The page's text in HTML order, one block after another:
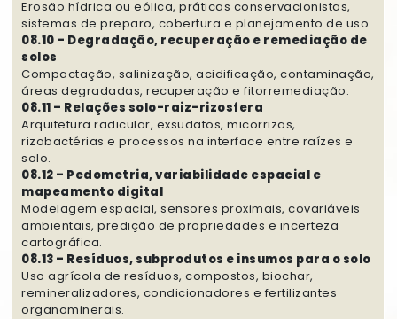
Erosão hídrica ou eólica, práticas conservacionistas,
sistemas de preparo, cobertura e planejamento de uso.
08.10 – Degradação, recuperação e remediação de
solos
Compactação, salinização, acidificação, contaminação,
áreas degradadas, recuperação e fitorremediação.
08.11 – Relações solo-raiz-rizosfera
Arquitetura radicular, exsudatos, micorrizas,
rizobactérias e processos na interface entre raízes e
solo.
08.12 – Pedometria, variabilidade espacial e
mapeamento digital
Modelagem espacial, sensores proximais, covariáveis
ambientais, predição de propriedades e incerteza
cartográfica.
08.13 – Resíduos, subprodutos e insumos para o solo
Uso agrícola de resíduos, compostos, biochar,
remineralizadores, condicionadores e fertilizantes
organominerais.